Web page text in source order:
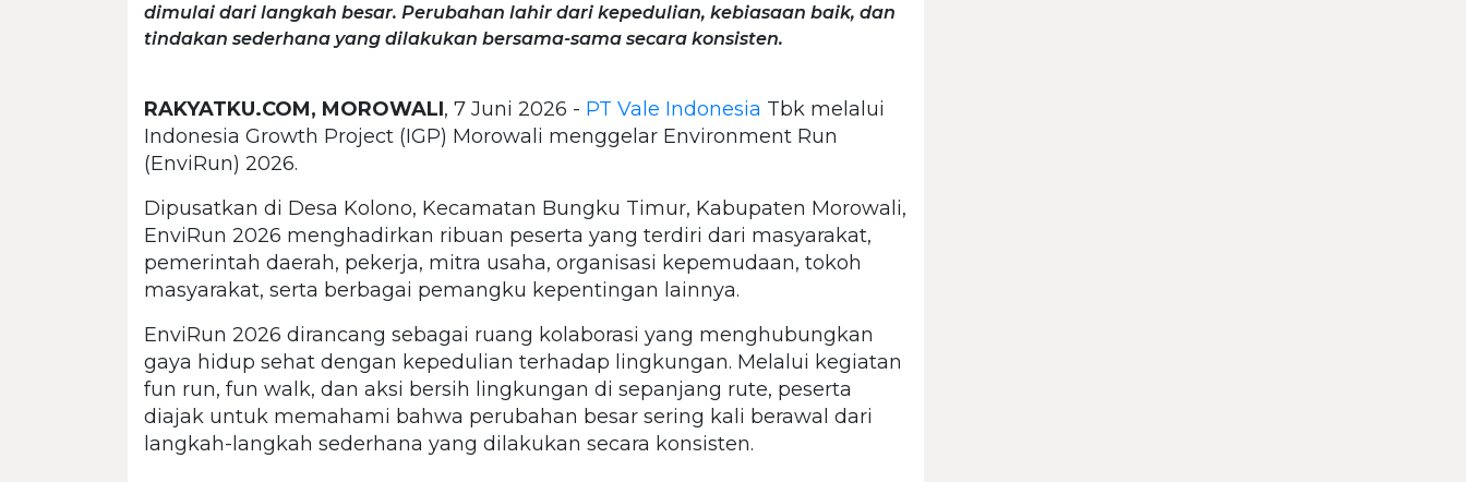
dimulai dari langkah besar. Perubahan lahir dari kepedulian, kebiasaan baik, dan
tindakan sederhana yang dilakukan bersama-sama secara konsisten.
RAKYATKU.COM, MOROWALI, 7 Juni 2026 - PT Vale Indonesia Tbk melalui
Indonesia Growth Project (IGP) Morowali menggelar Environment Run
(EnviRun) 2026.
Dipusatkan di Desa Kolono, Kecamatan Bungku Timur, Kabupaten Morowali,
EnviRun 2026 menghadirkan ribuan peserta yang terdiri dari masyarakat,
pemerintah daerah, pekerja, mitra usaha, organisasi kepemudaan, tokoh
masyarakat, serta berbagai pemangku kepentingan lainnya.
EnviRun 2026 dirancang sebagai ruang kolaborasi yang menghubungkan
gaya hidup sehat dengan kepedulian terhadap lingkungan. Melalui kegiatan
fun run, fun walk, dan aksi bersih lingkungan di sepanjang rute, peserta
diajak untuk memahami bahwa perubahan besar sering kali berawal dari
langkah-langkah sederhana yang dilakukan secara konsisten.